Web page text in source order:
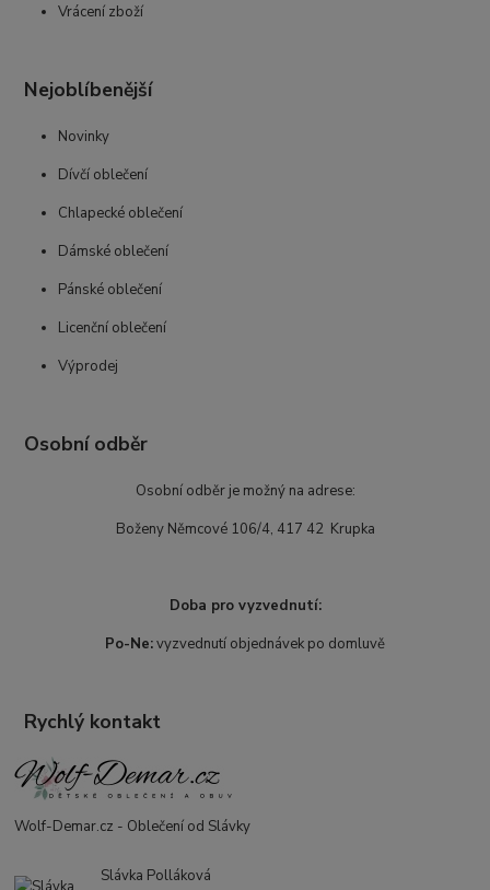
Vrácení zboží
Nejoblíbenější
Novinky
Dívčí oblečení
Chlapecké oblečení
Dámské oblečení
Pánské oblečení
Licenční oblečení
Výprodej
Osobní odběr
Osobní odběr je možný na adrese:
Boženy Němcové 106/4, 417 42 Krupka
Doba pro vyzvednutí:
Po-Ne:vyzvednutí objednávek po domluvě
Rychlý kontakt
Wolf-Demar.cz - Oblečení od Slávky
Slávka Polláková